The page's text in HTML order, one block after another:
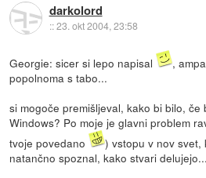
darkolord
::23. okt 2004, 23:58
Georgie: sicer si lepo napisal
,
popolnoma s tabo...
si mogoče premišljeval, kako bi bilo, če
Windows? Po moje je glavni problem
tvoje povedano
) vstopu v nov svet,
natančno spoznal, kako stvari delujejo...